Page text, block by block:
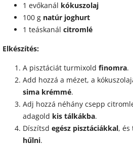
1 evőkanál kókuszolaj
100 g natúr joghurt
1 teáskanál citromlé
Elkészítés:
A pisztáciát turmixold finomra.
Add hozzá a mézet, a
sima krémmé.
Adj hozzá néhány csepp
adagold kis tálkákba.
Díszítsd egész pisztáciákkal,
hűlni.